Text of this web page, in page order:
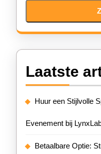
Laatste
Huur een Stijlvolle
Evenement bij
Betaalbare Optie: